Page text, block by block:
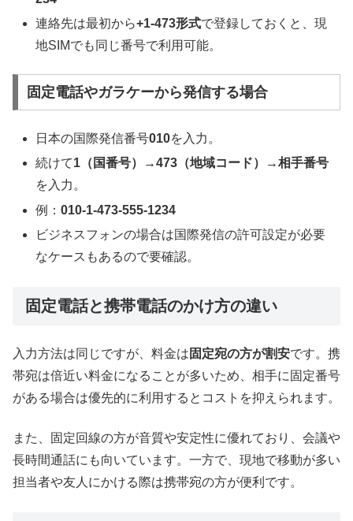
連絡先は最初から+1-473形式で登録しておくと、現
地SIMでも同じ番号で利用可能。
固定電話やガラケーから発信する場合
日本の国際発信番号010を入力。
続けて1（国番号）→473（地域コード）→相手番号
を入力。
例：010-1-473-555-1234
ビジネスフォンの場合は国際発信の許可設定が必要
なケースもあるので要確認。
固定電話と携帯電話のかけ方の違い
入力方法は同じですが、料金は 固定宛の方が割安です。携
帯宛は倍近い料金になることが多いため、相手に固定番号
がある場合は優先的に利用するとコストを抑えられます。
また、固定回線の方が音質や安定性に優れており、会議や
長時間通話にも向いています。一方で、現地で移動が多い
担当者や友人にかける際は携帯宛の方が便利です。